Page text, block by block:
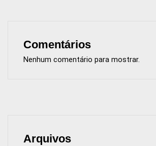
Comentários
Nenhum comentário para mostrar.
Arquivos